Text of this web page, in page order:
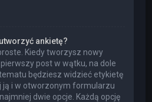
ankietę?
Kiedy tworzysz nowy
post w wątku, na dole
będziesz widzieć etykietę
ją i w otworzonym formularzu
dwie opcje. Każdą opcję